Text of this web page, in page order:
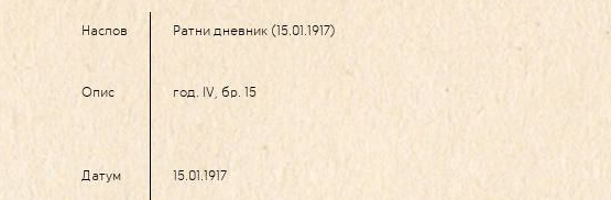
Наслов Ратни дневник (15.01.1917)
Опис год. IV, бр. 15
Датум 15.01.1917